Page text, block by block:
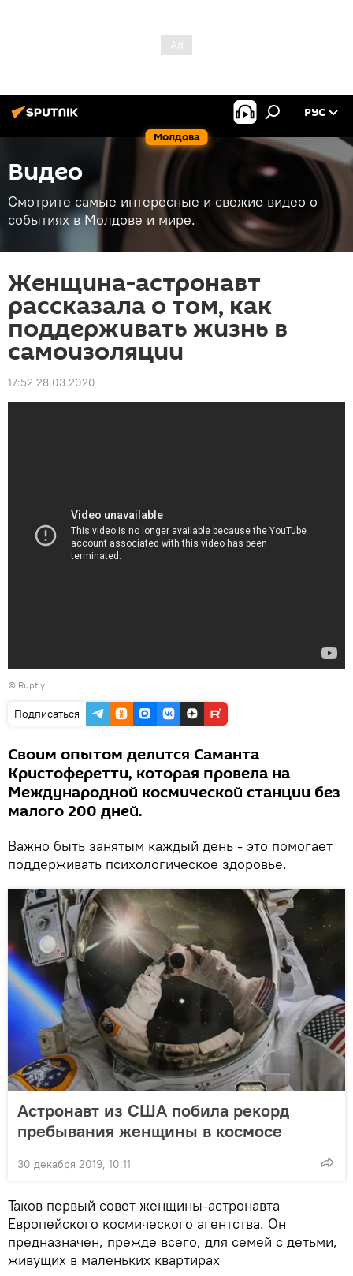
Молдова
РУС
Видео
Смотрите самые интересные и свежие видео о
событиях в Молдове и мире.
Женщина-астронавт
рассказала о том, как
поддерживать жизнь в
самоизоляции
17:52 28.03.2020
© Ruptly
Подписаться
Своим опытом делится Саманта
Кристоферетти, которая провела на
Международной космической станции без
малого 200 дней.
Важно быть занятым каждый день - это помогает
поддерживать психологическое здоровье.
Астронавт из США побила рекорд
пребывания женщины в космосе
30 декабря 2019, 10:11
Таков первый совет женщины-астронавта
Европейского космического агентства. Он
предназначен, прежде всего, для семей с детьми,
живущих в маленьких квартирах